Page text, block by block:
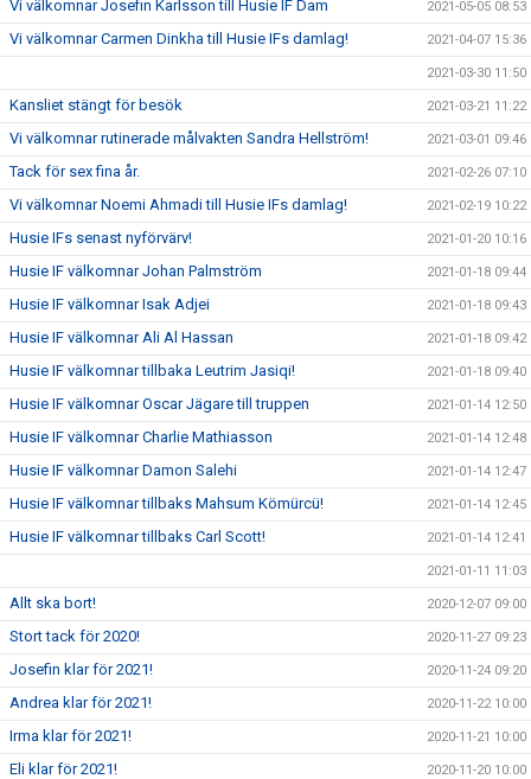
Vi välkomnar Josefin Karlsson till Husie IF Dam 2021-05-05 08:53
Vi välkomnar Carmen Dinkha till Husie IFs damlag! 2021-04-07 15:36
2021-03-30 11:50
Kansliet stängt för besök 2021-03-21 11:22
Vi välkomnar rutinerade målvakten Sandra Hellström! 2021-03-01 09:46
Tack för sex fina år. 2021-02-26 07:10
Vi välkomnar Noemi Ahmadi till Husie IFs damlag! 2021-02-19 10:22
Husie IFs senast nyförvärv! 2021-01-20 10:16
Husie IF välkomnar Johan Palmström 2021-01-18 09:44
Husie IF välkomnar Isak Adjei 2021-01-18 09:43
Husie IF välkomnar Ali Al Hassan 2021-01-18 09:42
Husie IF välkomnar tillbaka Leutrim Jasiqi! 2021-01-18 09:40
Husie IF välkomnar Oscar Jägare till truppen 2021-01-14 12:50
Husie IF välkomnar Charlie Mathiasson 2021-01-14 12:48
Husie IF välkomnar Damon Salehi 2021-01-14 12:47
Husie IF välkomnar tillbaks Mahsum Kömürcü! 2021-01-14 12:45
Husie IF välkomnar tillbaks Carl Scott! 2021-01-14 12:41
2021-01-11 11:03
Allt ska bort! 2020-12-07 09:00
Stort tack för 2020! 2020-11-27 09:23
Josefin klar för 2021! 2020-11-24 09:20
Andrea klar för 2021! 2020-11-22 10:00
Irma klar för 2021! 2020-11-21 10:00
Eli klar för 2021! 2020-11-20 10:00